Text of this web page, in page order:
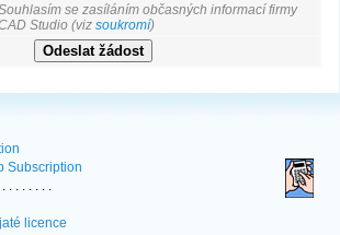
se zasíláním občasných informací firmy
Studio (viz soukromí)
Subscription
licence